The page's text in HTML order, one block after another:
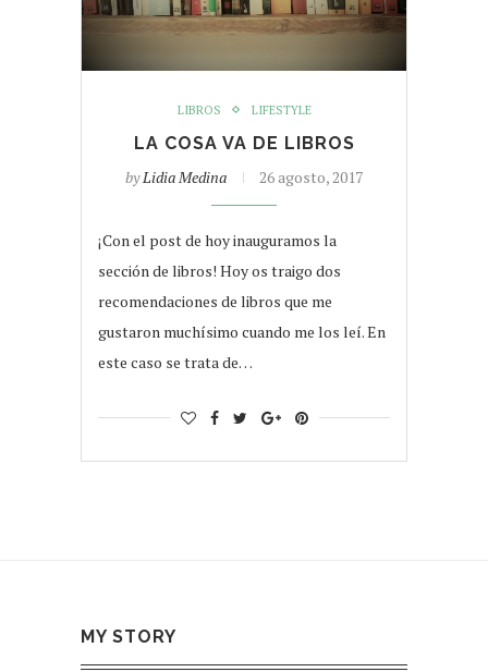
LIBROS LIFESTYLE
LA COSA VA DE LIBROS
byLidia Medina 26 agosto, 2017
¡Con el post de hoy inauguramos la
sección de libros! Hoy os traigo dos
recomendaciones de libros que me
gustaron muchísimo cuando me los leí. En
este caso se trata de…
MY STORY